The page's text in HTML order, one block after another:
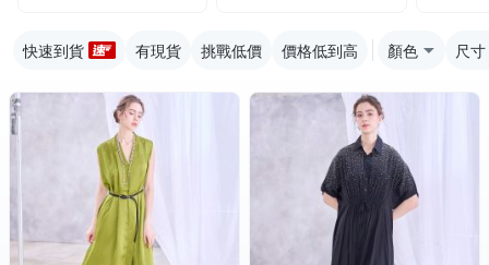
快速到貨 有現貨 挑戰低價 價格低到高 顏色 尺寸